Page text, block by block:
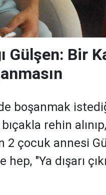
Gülşen: Bir
boşanmak
rehin
2 çocuk annesi
"Ya dışarı